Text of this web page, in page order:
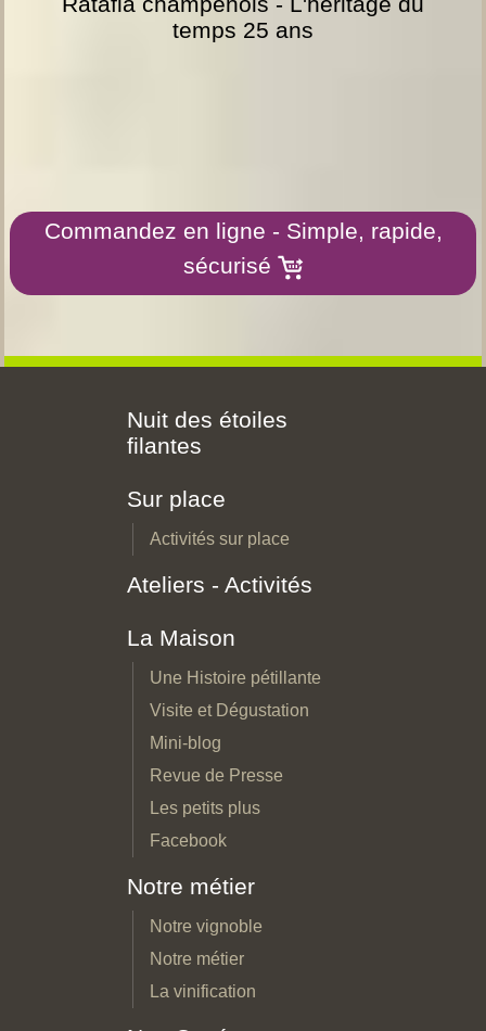
temps 25 ans
Commandez en ligne - Simple, rapide,
sécurisé
Nuit des étoiles
filantes
Sur place
Activités sur place
Ateliers - Activités
La Maison
Une Histoire pétillante
Visite et Dégustation
Mini-blog
Revue de Presse
Les petits plus
Facebook
Notre métier
Notre vignoble
Notre métier
La vinification